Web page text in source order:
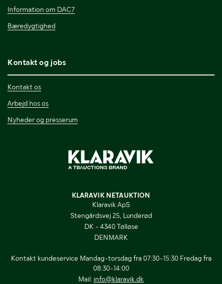
Information om DAC7
Bæredygtighed
Kontakt og jobs
Kontakt os
Arbejd hos os
Nyheder og presserum
KLARAVIK NETAUKTION
Klaravik ApS
Stengårdsvej 25, Lunderød
DK - 4340 Tølløse
DENMARK
Kontakt kundeservice Mandag-torsdag fra 07:30-15:30 Fredag fra
08:30-14:00
Mail: info@klaravik.dk